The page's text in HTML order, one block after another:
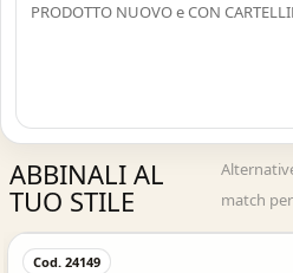
PRODOTTO NUOVO e CON
ABBINALI AL
TUO STILE
match
Acquisto
Cod. 24149